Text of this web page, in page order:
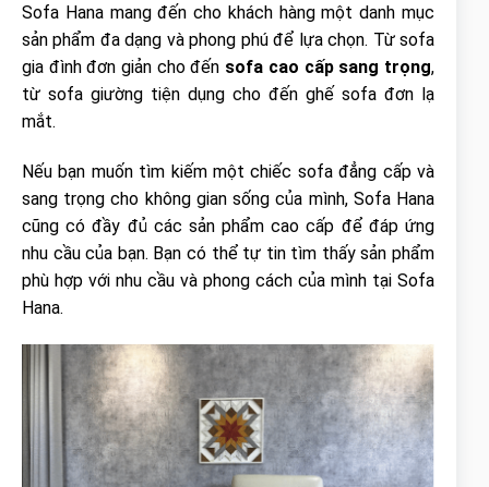
Sofa Hana mang đến cho khách hàng một danh mục
sản phẩm đa dạng và phong phú để lựa chọn. Từ sofa
gia đình đơn giản cho đến sofa cao cấp sang trọng,
từ sofa giường tiện dụng cho đến ghế sofa đơn lạ
mắt.
Nếu bạn muốn tìm kiếm một chiếc sofa đẳng cấp và
sang trọng cho không gian sống của mình, Sofa Hana
cũng có đầy đủ các sản phẩm cao cấp để đáp ứng
nhu cầu của bạn. Bạn có thể tự tin tìm thấy sản phẩm
phù hợp với nhu cầu và phong cách của mình tại Sofa
Hana.